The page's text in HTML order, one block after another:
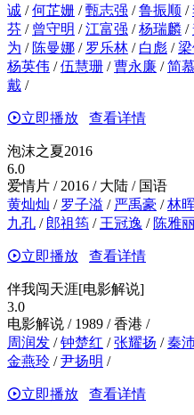
诚 /何芷姗 /甄志强 /鲁振顺 /
芬 / 曾守明 /江富强 /杨瑞麟 /
为 / 陈曼娜 / 罗乐林 / 白彪 /
杨英伟 /伍慧珊 /曹永廉 /简
戴 /
立即播放 查看详情
泡沫之夏2016
6.0
爱情片 / 2016 / 大陆 / 国语
黄灿灿 / 罗子溢 / 严禹豪 /林
九孔 / 郎祖筠 / 王冠逸 / 陈雅
立即播放 查看详情
伴我闯天涯[电影解说]
3.0
电影解说 / 1989 / 香港 /
周润发 /钟楚红 /张耀扬 /秦
金燕玲 /尹扬明 /
立即播放 查看详情